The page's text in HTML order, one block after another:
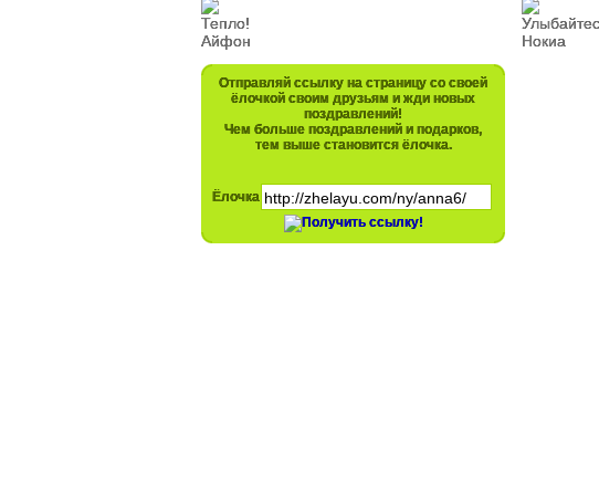
Отправляй ссылку на страницу со своей
ёлочкой своим друзьям и жди новых
поздравлений!
Чем больше поздравлений и подарков,
тем выше становится ёлочка.
Ёлочка